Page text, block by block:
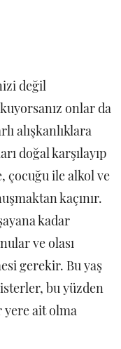
değil
onlar da
alışkanlıklara
doğal karşılayıp
çocuğu ile alkol ve
kaçınır.
kadar
ve olası
gerekir. Bu yaş
bu yüzden
ait olma